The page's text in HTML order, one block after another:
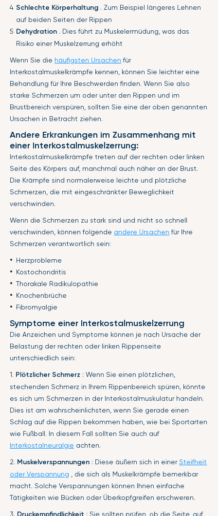
Schlechte Körperhaltung . Zum Beispiel längeres Lehnen
auf beiden Seiten der Rippen
Dehydration . Dies führt zu Muskelermüdung, was das
Risiko einer Muskelzerrung erhöht
Wenn Sie die häufigsten Ursachen für
Interkostalmuskelkrämpfe kennen, können Sie leichter eine
Behandlung für Ihre Beschwerden finden. Wenn Sie also
starke Schmerzen um oder unter den Rippen und im
Brustbereich verspüren, sollten Sie eine der oben genannten
Ursachen in Betracht ziehen.
Andere Erkrankungen im Zusammenhang mit
einer Interkostalmuskelzerrung:
Interkostalmuskelkrämpfe treten auf der rechten oder linken
Seite des Körpers auf, manchmal auch näher an der Brust.
Die Krämpfe sind normalerweise leichte und plötzliche
Schmerzen, die mit eingeschränkter Beweglichkeit
verschwinden.
Wenn die Schmerzen zu stark sind und nicht so schnell
verschwinden, können folgende andere Ursachen für Ihre
Schmerzen verantwortlich sein:
Herzprobleme
Kostochondritis
Thorakale Radikulopathie
Knochenbrüche
Fibromyalgie
Symptome einer Interkostalmuskelzerrung
Die Anzeichen und Symptome können je nach Ursache der
Belastung der rechten oder linken Rippenseite
unterschiedlich sein:
1. Plötzlicher Schmerz : Wenn Sie einen plötzlichen,
stechenden Schmerz in Ihrem Rippenbereich spüren, könnte
es sich um Schmerzen in der Interkostalmuskulatur handeln.
Dies ist am wahrscheinlichsten, wenn Sie gerade einen
Schlag auf die Rippen bekommen haben, wie bei Sportarten
wie Fußball. In diesem Fall sollten Sie auch auf
Interkostalneuralgie achten.
2. Muskelverspannungen : Diese äußern sich in einerSteifheit
oder Verspannung , die sich als Muskelkrämpfe bemerkbar
macht. Solche Verspannungen können Ihnen einfache
Tätigkeiten wie Bücken oder Überkopfgreifen erschweren.
3. Druckempfindlichkeit : Sie sollten prüfen, ob die Seite, auf